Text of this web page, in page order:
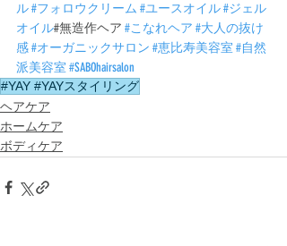
ル#フォロウクリーム #ユースオイル#ジェル
オイル#無造作ヘア #こなれヘア #大人の抜け
感#オーガニックサロン #恵比寿美容室 #自然
派美容室 #SABOhairsalon
#YAY #YAYスタイリング
ヘアケア
ホームケア
ボディケア